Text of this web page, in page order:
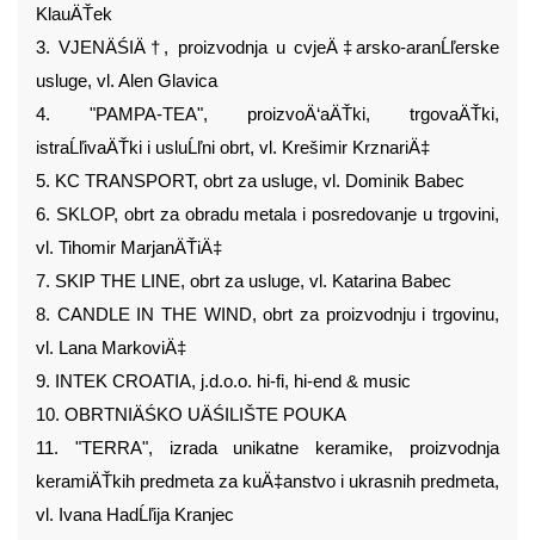
KlauÄŤek
3. VJENÄŚIÄ†, proizvodnja u cvjeÄ‡arsko-aranĹľerske
usluge, vl. Alen Glavica
4. "PAMPA-TEA", proizvoÄ‘aÄŤki, trgovaÄŤki,
istraĹľivaÄŤki i usluĹľni obrt, vl. Krešimir KrznariÄ‡
5. KC TRANSPORT, obrt za usluge, vl. Dominik Babec
6. SKLOP, obrt za obradu metala i posredovanje u trgovini,
vl. Tihomir MarjanÄŤiÄ‡
7. SKIP THE LINE, obrt za usluge, vl. Katarina Babec
8. CANDLE IN THE WIND, obrt za proizvodnju i trgovinu,
vl. Lana MarkoviÄ‡
9. INTEK CROATIA, j.d.o.o. hi-fi, hi-end & music
10. OBRTNIÄŚKO UÄŚILIŠTE POUKA
11. "TERRA", izrada unikatne keramike, proizvodnja
keramiÄŤkih predmeta za kuÄ‡anstvo i ukrasnih predmeta,
vl. Ivana HadĹľija Kranjec